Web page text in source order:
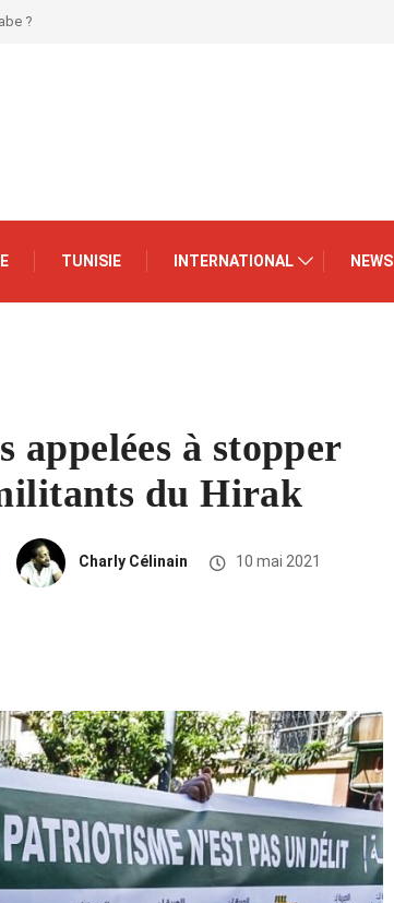
?
TUNISIE INTERNATIONAL NEWS
appelées à stopper
du Hirak
Charly Célinain 10 mai 2021